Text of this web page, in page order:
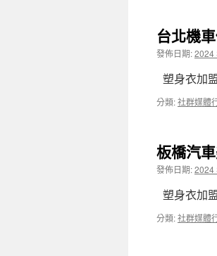
台北機
發佈日期:2024
塑身衣加
分類:社群媒體
板橋汽
發佈日期:2024
塑身衣加
分類:社群媒體